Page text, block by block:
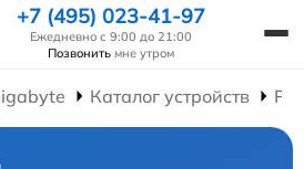
+7 (495) 023-41-97
Ежедневно с 9:00 до 21:00
Позвонить мне утром
Каталог устройств